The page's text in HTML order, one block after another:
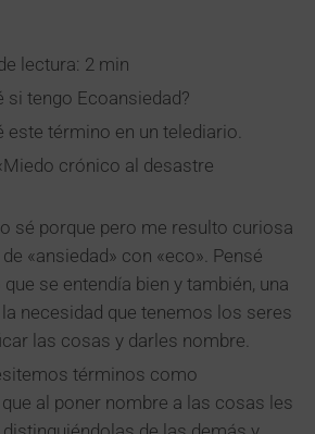
lectura: 2 min
si tengo Ecoansiedad?
este término en un telediario.
crónico al desastre
sé porque pero me resulto curiosa
«ansiedad» con «eco». Pensé
se entendía bien y también, una
necesidad que tenemos los seres
las cosas y darles nombre.
términos como
al poner nombre a las cosas les